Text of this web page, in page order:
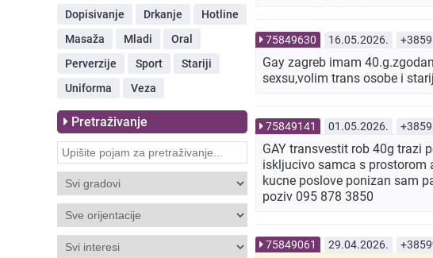
Dopisivanje
Drkanje
Hotline
Masaža
Mladi
Oral
Perverzije
Sport
Stariji
Uniforma
Veza
Pretraživanje
75849630 16.05.2026.
Gay zagreb imam
sexsu,volim trans osobe i
75849141 01.05.2026.
GAY transvestit rob 40g trazi
iskljucivo samca s prostorom
kucne poslove ponizan sam
poziv 095 878 3850
75849061 29.04.2026.